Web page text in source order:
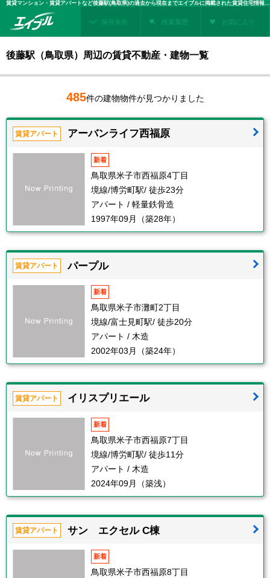
賃貸マンション・賃貸アパートなど後藤駅(鳥取県)の過去から現在までエイブルに掲載された賃貸住宅情報・建物情報を検索！不動産賃貸を探すなら、お部屋探しのエイブル
保存条件 検索履歴 お気に入り
後藤駅（鳥取県）周辺の賃貸不動産・建物一覧
485件の建物物件が見つかりました
賃貸アパート アーバンライフ西福原
新着
鳥取県米子市西福原4丁目
境線/博労町駅/ 徒歩23分
アパート / 軽量鉄骨造
1997年09月（築28年）
賃貸アパート パープル
新着
鳥取県米子市灘町2丁目
境線/富士見町駅/ 徒歩20分
アパート / 木造
2002年03月（築24年）
賃貸アパート イリスプリエール
新着
鳥取県米子市西福原7丁目
境線/博労町駅/ 徒歩11分
アパート / 木造
2024年09月（築浅）
賃貸アパート サン エクセル C棟
新着
鳥取県米子市西福原8丁目